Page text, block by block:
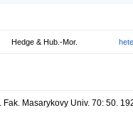
Hedge & Hub.-Mor.
Fak. Masarykovy Univ. 70: 50.